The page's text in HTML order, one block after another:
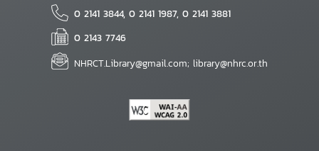
0 2141 3844, 0 2141 1987, 0 2141 3881
0 2143 7746
NHRCT.Library@gmail.com; library@nhrc.or.th